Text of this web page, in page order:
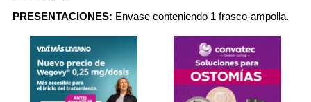
PRESENTACIONES: Envase conteniendo 1 frasco-ampolla.